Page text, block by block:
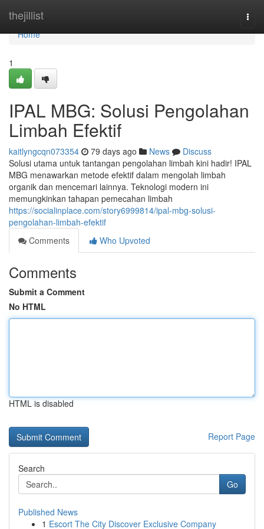
thejillist
Home
Home
1
IPAL MBG: Solusi Pengolahan
Limbah Efektif
kaitlyngcqn073354 79 days ago News
Discuss
Solusi utama untuk tantangan pengolahan limbah kini hadir! IPAL
MBG menawarkan metode efektif dalam mengolah limbah
organik dan mencemari lainnya. Teknologi modern ini
memungkinkan tahapan pemecahan limbah
https://socialinplace.com/story6999814/ipal-mbg-solusi-
pengolahan-limbah-efektif
Comments
Who Upvoted
Comments
Submit a Comment
No HTML
HTML is disabled
Report Page
Search
Go
Published News
1 Escort The City Discover Exclusive Company